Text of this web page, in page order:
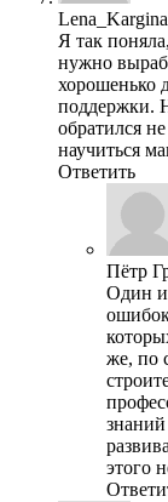
Lena_Kargina
Я так
нужно
хорошенько
поддержки.
обратился
научиться
Ответить
Пётр
Один
ошибок
же, по
этого